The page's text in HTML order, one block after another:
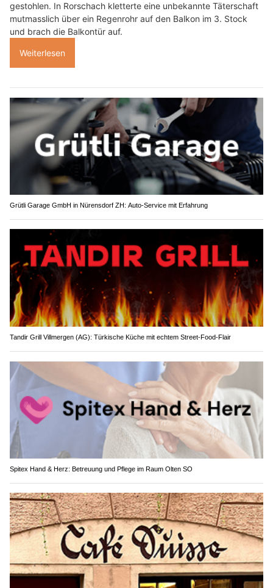
gestohlen. In Rorschach kletterte eine unbekannte Täterschaft
mutmasslich über ein Regenrohr auf den Balkon im 3. Stock
und brach die Balkontür auf.
Weiterlesen
Grütli Garage GmbH in Nürensdorf ZH: Auto-Service mit Erfahrung
Tandir Grill Villmergen (AG): Türkische Küche mit echtem Street-Food-Flair
Spitex Hand & Herz: Betreuung und Pflege im Raum Olten SO